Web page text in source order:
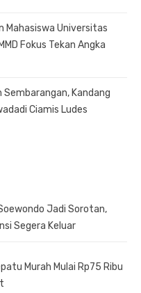
Mahasiswa Universitas
Fokus Tekan Angka
Kandang
Ciamis Ludes
Jadi Sorotan,
Segera Keluar
Murah Mulai Rp75 Ribu